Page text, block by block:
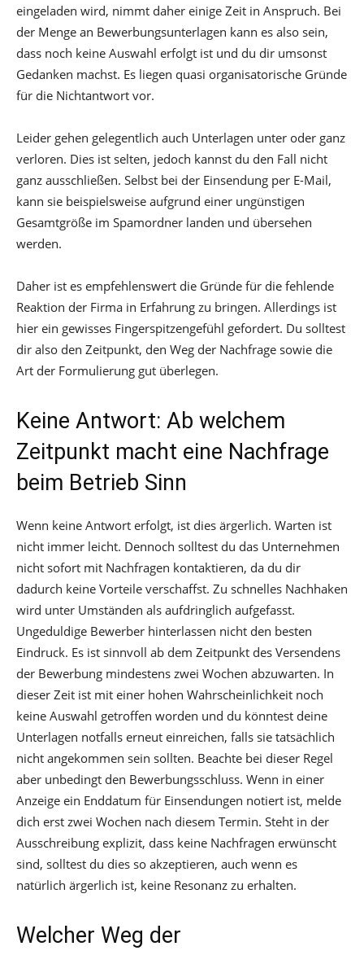
eingeladen wird, nimmt daher einige Zeit in Anspruch. Bei
der Menge an Bewerbungsunterlagen kann es also sein,
dass noch keine Auswahl erfolgt ist und du dir umsonst
Gedanken machst. Es liegen quasi organisatorische Gründe
für die Nichtantwort vor.
Leider gehen gelegentlich auch Unterlagen unter oder ganz
verloren. Dies ist selten, jedoch kannst du den Fall nicht
ganz ausschließen. Selbst bei der Einsendung per E-Mail,
kann sie beispielsweise aufgrund einer ungünstigen
Gesamtgröße im Spamordner landen und übersehen
werden.
Daher ist es empfehlenswert die Gründe für die fehlende
Reaktion der Firma in Erfahrung zu bringen. Allerdings ist
hier ein gewisses Fingerspitzengefühl gefordert. Du solltest
dir also den Zeitpunkt, den Weg der Nachfrage sowie die
Art der Formulierung gut überlegen.
Keine Antwort: Ab welchem
Zeitpunkt macht eine Nachfrage
beim Betrieb Sinn
Wenn keine Antwort erfolgt, ist dies ärgerlich. Warten ist
nicht immer leicht. Dennoch solltest du das Unternehmen
nicht sofort mit Nachfragen kontaktieren, da du dir
dadurch keine Vorteile verschaffst. Zu schnelles Nachhaken
wird unter Umständen als aufdringlich aufgefasst.
Ungeduldige Bewerber hinterlassen nicht den besten
Eindruck. Es ist sinnvoll ab dem Zeitpunkt des Versendens
der Bewerbung mindestens zwei Wochen abzuwarten. In
dieser Zeit ist mit einer hohen Wahrscheinlichkeit noch
keine Auswahl getroffen worden und du könntest deine
Unterlagen notfalls erneut einreichen, falls sie tatsächlich
nicht angekommen sein sollten. Beachte bei dieser Regel
aber unbedingt den Bewerbungsschluss. Wenn in einer
Anzeige ein Enddatum für Einsendungen notiert ist, melde
dich erst zwei Wochen nach diesem Termin. Steht in der
Ausschreibung explizit, dass keine Nachfragen erwünscht
sind, solltest du dies so akzeptieren, auch wenn es
natürlich ärgerlich ist, keine Resonanz zu erhalten.
Welcher Weg der